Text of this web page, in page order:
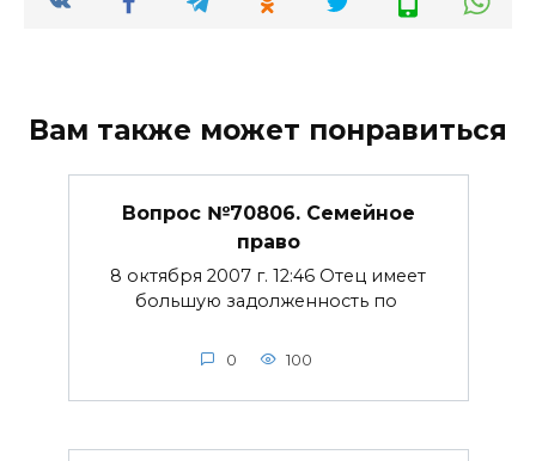
Вам также может понравиться
Вопрос №70806. Семейное
право
8 октября 2007 г. 12:46 Отец имеет
большую задолженность по
0 100